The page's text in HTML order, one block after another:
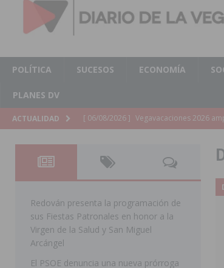
POLÍTICA SUCESOS ECONOMÍA
PLANES DV
ACTUALIDAD [ 06/08/2026 ] La Diputación de
Patronales 2026
SAN MIGUEL DE
[ 06/08/2026 ] La Escuela Municipal de
curso 2026-2027
MONTESINOS
[ 06/08/2026 ]
Convocado el XXVII
[ 06/08/2026 ] Benejúzar vive el verano
Redován presenta la programación de
sus Fiestas Patronales en honor a la
Virgen de la Salud y San Miguel
Arcángel
El PSOE denuncia una nueva prórroga